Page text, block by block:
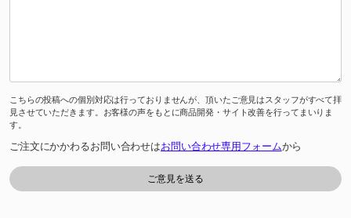
こちらの投稿への個別対応は行っておりませんが、頂いたご意見はスタッフがすべて拝
見させていただきます。お客様の声をもとに商品開発・サイト改善を行ってまいりま
す。
ご注文にかかわるお問い合わせはお問い合わせ専用フォームから